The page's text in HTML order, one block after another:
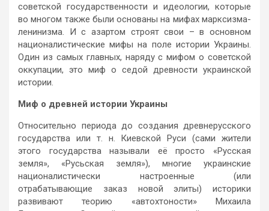
советской государственности и идеологии, которые
во многом также были основаны на мифах марксизма-
ленинизма. И с азартом строят свои – в основном
националистические мифы на поле истории Украины.
Один из самых главных, наряду с мифом о советской
оккупации, это миф о седой древности украинской
истории.
Миф о древней истории Украины
Относительно периода до создания древнерусского
государства или т. н. Киевской Руси (сами жители
этого государства называли её просто «Русская
земля», «Русьская земля»), многие украинские
националистически настроенные (или
отрабатывающие заказ новой элиты) историки
развивают теорию «автохтоности» Михаила